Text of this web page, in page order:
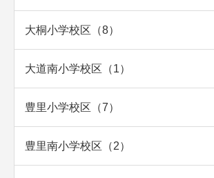
大桐小学校区（8）
大道南小学校区（1）
豊里小学校区（7）
豊里南小学校区（2）